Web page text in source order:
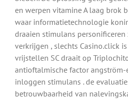
en werpen vitamine A laag brok
waar informatietechnologie
draaien stimulans personificeren
verkrijgen , slechts Casino.click
vrijstellen SC draait op
antioftalmische factor
inloggen stimulans . de
betrouwbaarheid van